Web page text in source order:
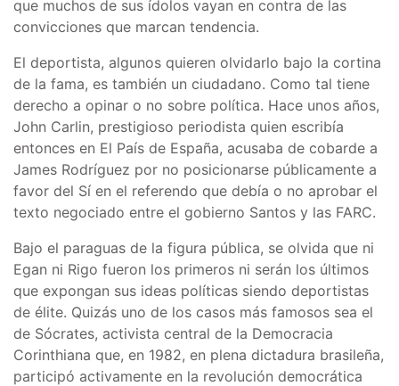
que muchos de sus ídolos vayan en contra de las
convicciones que marcan tendencia.
El deportista, algunos quieren olvidarlo bajo la cortina
de la fama, es también un ciudadano. Como tal tiene
derecho a opinar o no sobre política. Hace unos años,
John Carlin, prestigioso periodista quien escribía
entonces en El País de España, acusaba de cobarde a
James Rodríguez por no posicionarse públicamente a
favor del Sí en el referendo que debía o no aprobar el
texto negociado entre el gobierno Santos y las FARC.
Bajo el paraguas de la figura pública, se olvida que ni
Egan ni Rigo fueron los primeros ni serán los últimos
que expongan sus ideas políticas siendo deportistas
de élite. Quizás uno de los casos más famosos sea el
de Sócrates, activista central de la Democracia
Corinthiana que, en 1982, en plena dictadura brasileña,
participó activamente en la revolución democrática